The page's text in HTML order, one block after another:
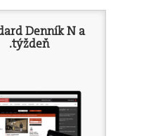
Denník N a
.týždeň